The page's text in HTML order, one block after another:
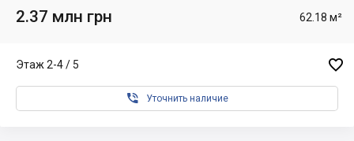
2.37 млн грн 62.18 м²
Этаж 2-4 / 5 
 Уточнить наличие